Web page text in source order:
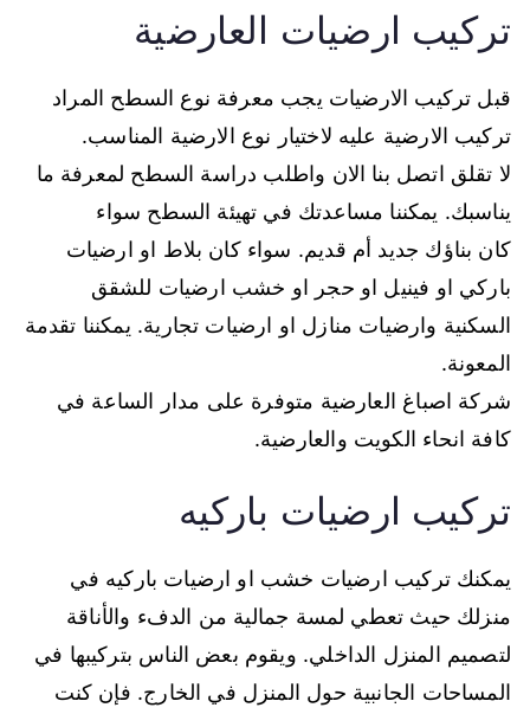
تركيب ارضيات العارضية
قبل تركيب الارضيات يجب معرفة نوع السطح المراد
تركيب الارضية عليه لاختيار نوع الارضية المناسب.
لا تقلق اتصل بنا الان واطلب دراسة السطح لمعرفة ما
يناسبك. يمكننا مساعدتك في تهيئة السطح سواء
كان بناؤك جديد أم قديم. سواء كان بلاط او ارضيات
باركي او فينيل او حجر او خشب ارضيات للشقق
السكنية وارضيات منازل او ارضيات تجارية. يمكننا تقدمة
المعونة.
شركة اصباغ العارضية متوفرة على مدار الساعة في
كافة انحاء الكويت والعارضية.
تركيب ارضيات باركيه
يمكنك تركيب ارضيات خشب او ارضيات باركيه في
منزلك حيث تعطي لمسة جمالية من الدفء والأناقة
لتصميم المنزل الداخلي. ويقوم بعض الناس بتركيبها في
المساحات الجانبية حول المنزل في الخارج. فإن كنت